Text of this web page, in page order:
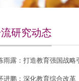
研究动态
雨露：打造教育强国战略
进鹏：深化教育综合改革